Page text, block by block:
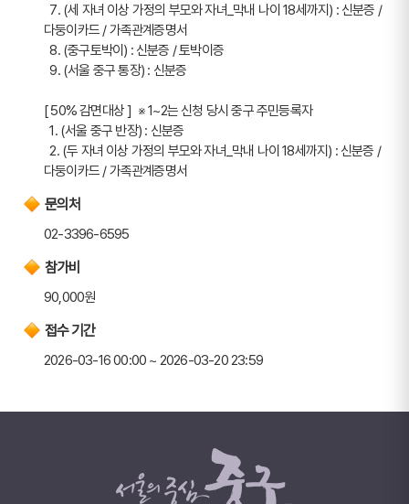
다둥이카드 / 가족관계증명서
  8. (중구토박이) : 신분증 / 토박이증
  9. (서울 중구 통장) : 신분증
[ 50% 감면대상 ]  ※ 1~2는 신청 당시 중구 주민등록자
  1. (서울 중구 반장) : 신분증
  2. (두 자녀 이상 가정의 부모와 자녀_막내 나이 18세까지) : 신분증 /
다둥이카드 / 가족관계증명서
문의처
02-3396-6595
참가비
90,000원
접수 기간
2026-03-16 00:00 ~ 2026-03-20 23:59